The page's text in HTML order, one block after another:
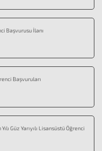
Başvurusu İlanı
Başvuruları
Güz Yarıyılı Lisansüstü Öğrenci